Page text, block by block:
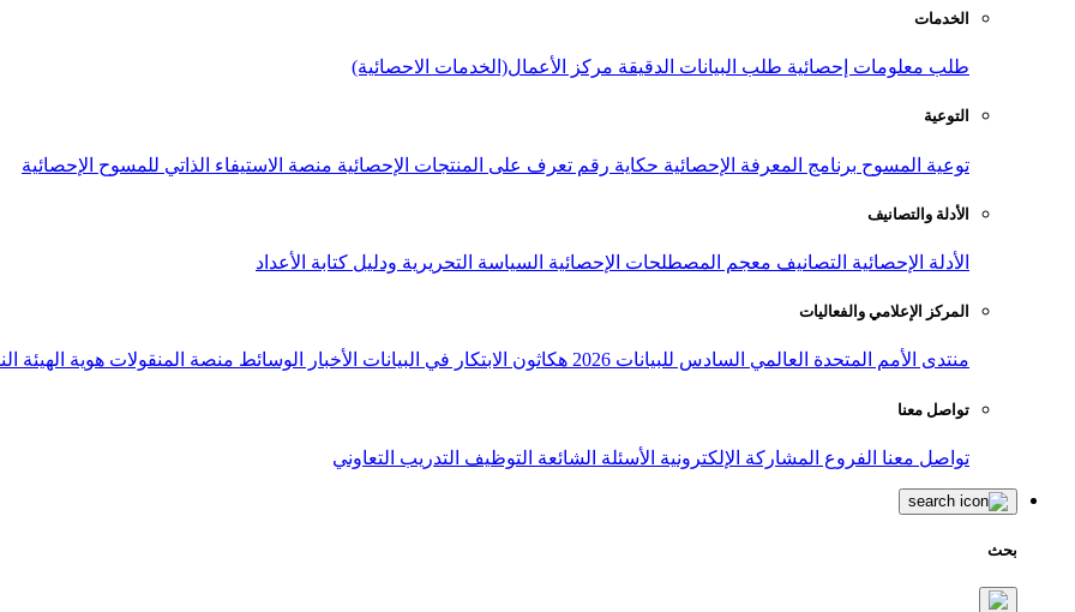
الخدمات
طلب معلومات إحصائية طلب البيانات الدقيقة مركز الأعمال(الخدمات الاحصائية)
التوعية
توعية المسوح برنامج المعرفة الإحصائية حكاية رقم تعرف على المنتجات الإحصائية منصة الاستيفاء الذاتي للمسوح الإحصائية
الأدلة والتصانيف
الأدلة الإحصائية التصانيف معجم المصطلحات الإحصائية السياسة التحريرية ودليل كتابة الأعداد
المركز الإعلامي والفعاليات
منتدى الأمم المتحدة العالمي السادس للبيانات 2026 هكاثون الابتكار في البيانات الأخبار الوسائط منصة المنقولات هوية الهيئة
تواصل معنا
تواصل معنا الفروع المشاركة الإلكترونية الأسئلة الشائعة التوظيف التدريب التعاوني
بحث